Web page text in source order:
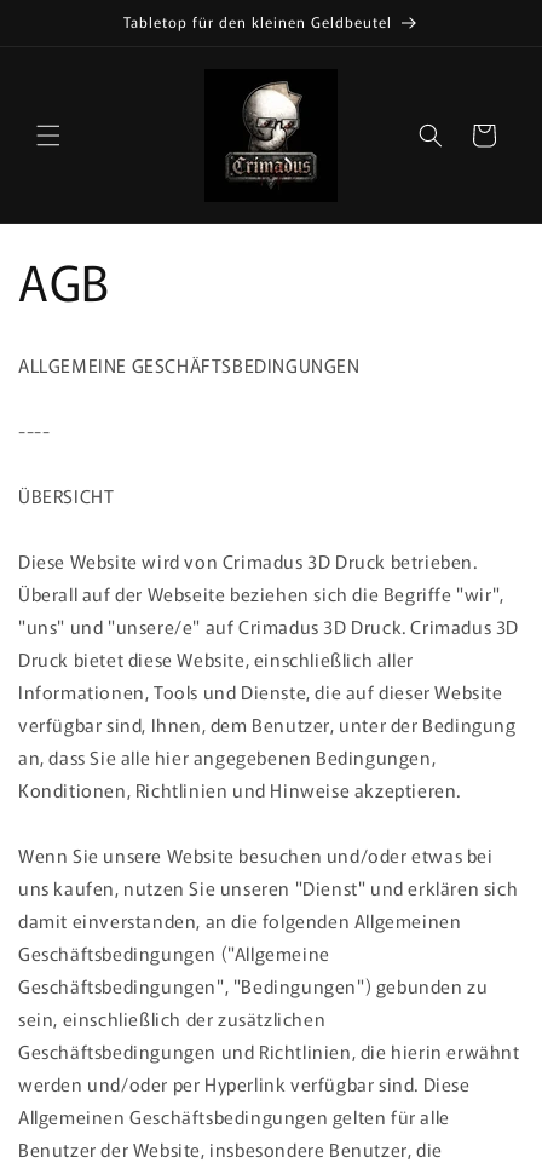
Tabletop für den kleinen Geldbeutel
Warenkorb
AGB
ALLGEMEINE GESCHÄFTSBEDINGUNGEN
----
ÜBERSICHT
Diese Website wird von Crimadus 3D Druck betrieben.
Überall auf der Webseite beziehen sich die Begriffe "wir",
"uns" und "unsere/e" auf Crimadus 3D Druck. Crimadus 3D
Druck bietet diese Website, einschließlich aller
Informationen, Tools und Dienste, die auf dieser Website
verfügbar sind, Ihnen, dem Benutzer, unter der Bedingung
an, dass Sie alle hier angegebenen Bedingungen,
Konditionen, Richtlinien und Hinweise akzeptieren.
Wenn Sie unsere Website besuchen und/oder etwas bei
uns kaufen, nutzen Sie unseren "Dienst" und erklären sich
damit einverstanden, an die folgenden Allgemeinen
Geschäftsbedingungen ("Allgemeine
Geschäftsbedingungen", "Bedingungen") gebunden zu
sein, einschließlich der zusätzlichen
Geschäftsbedingungen und Richtlinien, die hierin erwähnt
werden und/oder per Hyperlink verfügbar sind. Diese
Allgemeinen Geschäftsbedingungen gelten für alle
Benutzer der Website, insbesondere Benutzer, die